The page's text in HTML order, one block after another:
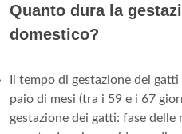
Quanto dura la
domestico?
Il tempo di gestazione dei
paio di mesi (tra i 59 e i 67
gestazione dei gatti: fase delle